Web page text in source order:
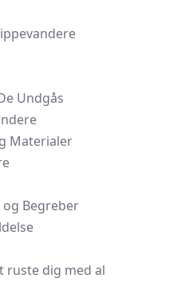
Undgås
Materialer
Begreber
ruste dig med al